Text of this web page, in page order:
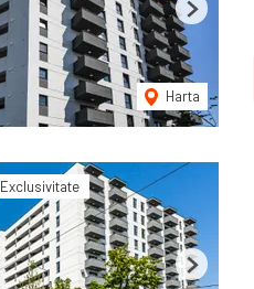
Harta
Next
Exclusivitate
Next